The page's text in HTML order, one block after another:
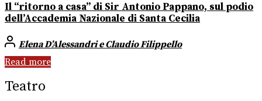
Il “ritorno a casa” di Sir Antonio Pappano, sul podio
dell’Accademia Nazionale di Santa Cecilia
Elena D’Alessandri e Claudio Filippello
Read more
Teatro